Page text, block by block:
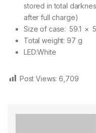
stored in total
after full charge)
Size of case: 59.1 ×
Total weight: 97 g
LED:White
Post Views: 6,709